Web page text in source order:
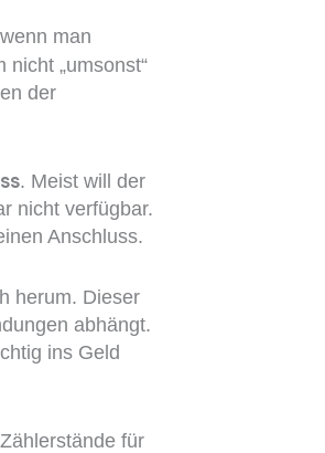
man
nicht „umsonst“
der
. Meist will der
nicht verfügbar.
Anschluss.
herum. Dieser
abhängt.
ins Geld
für